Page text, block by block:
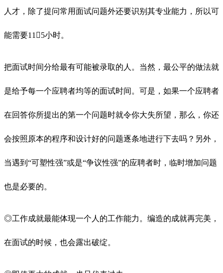
人才，除了提问常用面试问题外还要识别其专业能力，所以可
能需要115小时。
把面试时间分给最有可能被录取的人。当然，最公平的做法就
是给予每一个应聘者均等的面试时间。可是，如果一个应聘者
在回答你所提出的第一个问题时就令你大失所望，那么，你还
会按照原本的程序和设计好的问题逐条地进行下去吗？另外，
当遇到“可塑性强”或是“争议性强”的应聘者时，临时增加问题
也是必要的。
◎工作成就最能体现一个人的工作能力。编造的成就再完美，
在面试的时候，也会露出破绽。